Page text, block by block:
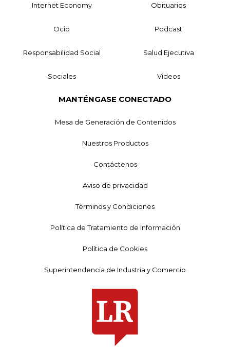
Internet Economy Obituarios
Ocio Podcast
Responsabilidad Social Salud Ejecutiva
Sociales Videos
MANTÉNGASE CONECTADO
Mesa de Generación de Contenidos
Nuestros Productos
Contáctenos
Aviso de privacidad
Términos y Condiciones
Política de Tratamiento de Información
Política de Cookies
Superintendencia de Industria y Comercio